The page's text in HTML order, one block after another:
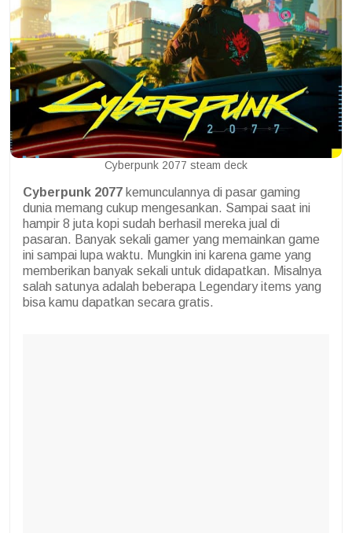
Cyberpunk 2077 steam deck
Cyberpunk 2077 kemunculannya di pasar gaming
dunia memang cukup mengesankan. Sampai saat ini
hampir 8 juta kopi sudah berhasil mereka jual di
pasaran. Banyak sekali gamer yang memainkan game
ini sampai lupa waktu. Mungkin ini karena game yang
memberikan banyak sekali untuk didapatkan. Misalnya
salah satunya adalah beberapa Legendary items yang
bisa kamu dapatkan secara gratis.